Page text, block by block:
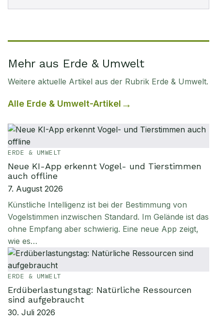
Mehr aus Erde & Umwelt
Weitere aktuelle Artikel aus der Rubrik Erde & Umwelt.
Alle Erde & Umwelt-Artikel
ERDE & UMWELT
Neue KI-App erkennt Vogel- und Tierstimmen
auch offline
7. August 2026
Künstliche Intelligenz ist bei der Bestimmung von
Vogelstimmen inzwischen Standard. Im Gelände ist das
ohne Empfang aber schwierig. Eine neue App zeigt,
wie es…
ERDE & UMWELT
Erdüberlastungstag: Natürliche Ressourcen
sind aufgebraucht
30. Juli 2026